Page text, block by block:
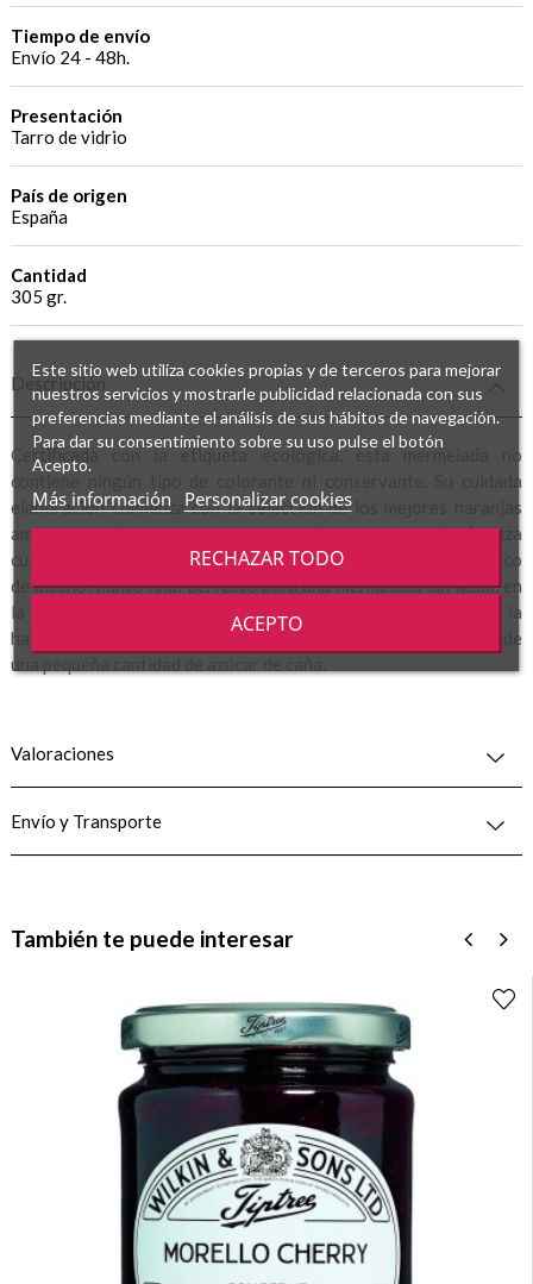
Tiempo de envío
Envío 24 - 48h.
Presentación
Tarro de vidrio
País de origen
España
Cantidad
305 gr.
Descripción
Certificada con la etiqueta ecológica, esta mermelada no
contiene ningún tipo de colorante ni conservante. Su cuidada
elaboración comienza con la selección de los mejores naranjas
amargas, continua con un proceso totalmente artesanal y finaliza
cuando se prepara para introducir en su bonito y elegante frasco
de diseño, punto final perfecto para una mermelada sin igual, en
la que hasta la proporción de azúcar es totalmente distinta a la
habitual, un cuanta por ciento menos, ya que tan sólo se añade
una pequeña cantidad de azúcar de caña.
Valoraciones
Envío y Transporte
También te puede interesar
›
Este sitio web utiliza cookies propias y de terceros para mejorar
nuestros servicios y mostrarle publicidad relacionada con sus
preferencias mediante el análisis de sus hábitos de navegación.
Para dar su consentimiento sobre su uso pulse el botón
Acepto.
Más información Personalizar cookies
RECHAZAR TODO
ACEPTO